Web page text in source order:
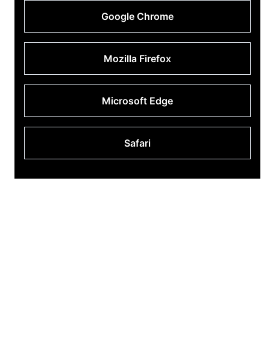
Google Chrome
Mozilla Firefox
Microsoft Edge
Safari